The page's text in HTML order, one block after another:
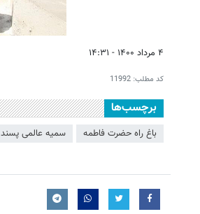
۴ مرداد ۱۴۰۰ - ۱۴:۳۱
کد مطلب: 11992
برچسب‌ها
باغ راه حضرت فاطمه سمیه عالمی پسند